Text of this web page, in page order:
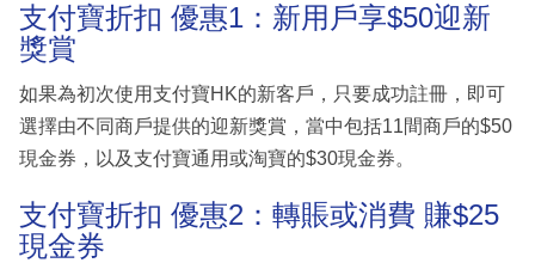
支付寶折扣 優惠1：新用戶享$50迎新
獎賞
如果為初次使用支付寶HK的新客戶，只要成功註冊，即可
選擇由不同商戶提供的迎新獎賞，當中包括11間商戶的$50
現金券，以及支付寶通用或淘寶的$30現金券。
支付寶折扣 優惠2：轉賬或消費 賺$25
現金券